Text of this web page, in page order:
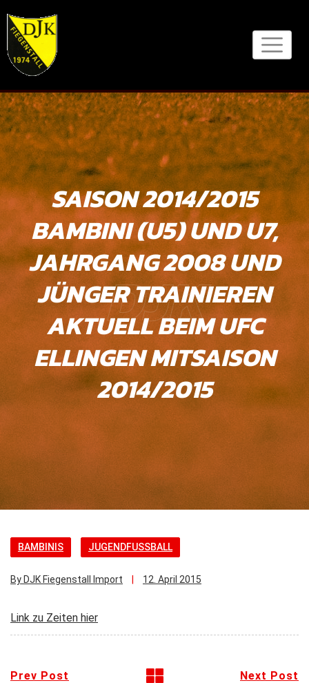
content
DJK
SAISON 2014/2015
BAMBINI (U5) UND U7,
JAHRGANG 2008 UND
JÜNGER TRAINIEREN
AKTUELL BEIM UFC
ELLINGEN MITSAISON
2014/2015
BAMBINIS JUGENDFUSSBALL
By DJK Fiegenstall Import 12. April 2015
Link zu Zeiten hier
Prev Post Next Post